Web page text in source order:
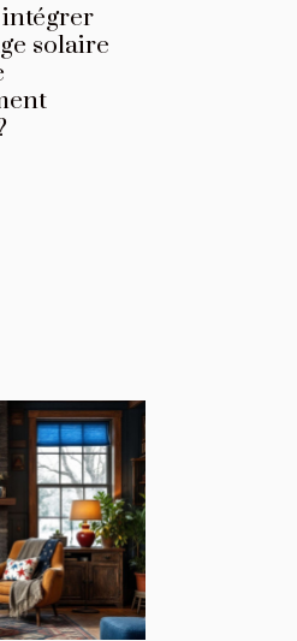
solaire